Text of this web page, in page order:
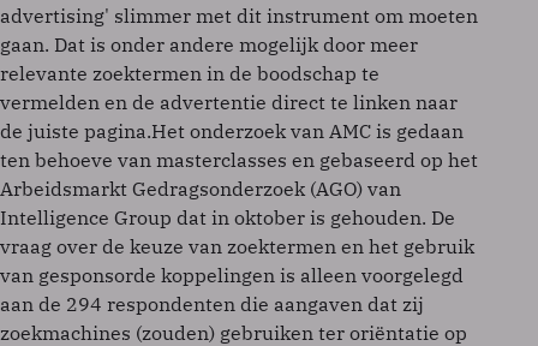
advertising' slimmer met dit instrument om moeten
gaan. Dat is onder andere mogelijk door meer
relevante zoektermen in de boodschap te
vermelden en de advertentie direct te linken naar
de juiste pagina.Het onderzoek van AMC is gedaan
ten behoeve van masterclasses en gebaseerd op het
Arbeidsmarkt Gedragsonderzoek (AGO) van
Intelligence Group dat in oktober is gehouden. De
vraag over de keuze van zoektermen en het gebruik
van gesponsorde koppelingen is alleen voorgelegd
aan de 294 respondenten die aangaven dat zij
zoekmachines (zouden) gebruiken ter oriëntatie op